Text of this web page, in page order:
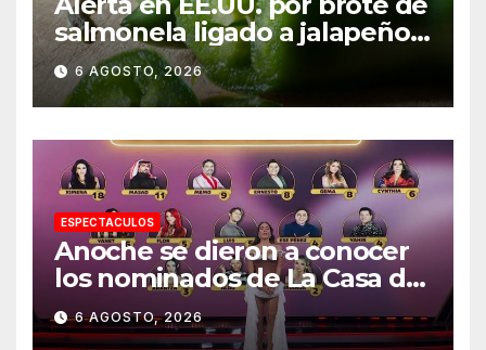
salmonela ligado a jalapeños
mexicanos; reportan 345
casos
6 AGOSTO, 2026
ESPECTACULOS
Anoche se dieron a conocer
los nominados de La Casa de
los Famosos México 2026 en
la segunda semana
6 AGOSTO, 2026